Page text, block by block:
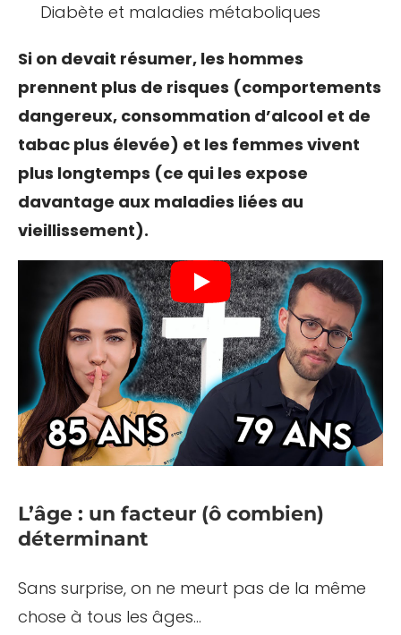
Diabète et maladies métaboliques
Si on devait résumer, les hommes
prennent plus de risques (comportements
dangereux, consommation d’alcool et de
tabac plus élevée) et les femmes vivent
plus longtemps (ce qui les expose
davantage aux maladies liées au
vieillissement).
L’âge : un facteur (ô combien)
déterminant
Sans surprise, on ne meurt pas de la même
chose à tous les âges…